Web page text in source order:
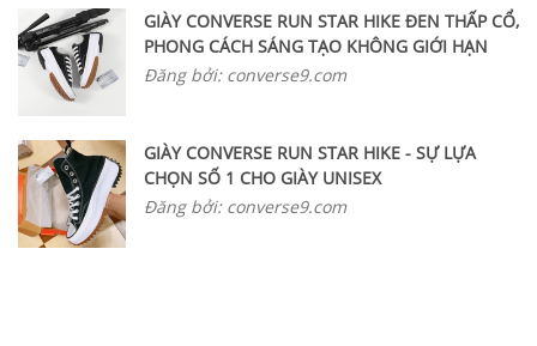
GIÀY CONVERSE RUN STAR HIKE ĐEN THẤP CỔ,
PHONG CÁCH SÁNG TẠO KHÔNG GIỚI HẠN
Đăng bởi: converse9.com
GIÀY CONVERSE RUN STAR HIKE - SỰ LỰA
CHỌN SỐ 1 CHO GIÀY UNISEX
Đăng bởi: converse9.com